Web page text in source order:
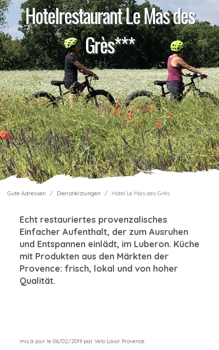
Hotelrestaurant Le Mas des
Grès***
Gute Adressen Dienstleistungen Hotel Le Mas des Grès
Echt restauriertes provenzalisches
Einfacher Aufenthalt, der zum Ausruhen
und Entspannen einlädt, im Luberon. Küche
mit Produkten aus den Märkten der
Provence: frisch, lokal und von hoher
Qualität.
mis à jour le 06/02/2019 par Velo Loisir Provence